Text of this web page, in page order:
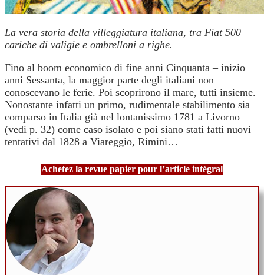
La vera storia della villeggiatura italiana, tra Fiat 500
cariche di valigie e ombrelloni a righe.
Fino al boom economico di fine anni Cinquanta – inizio
anni Sessanta, la maggior parte degli italiani non
conoscevano le ferie. Poi scoprirono il mare, tutti insieme.
Nonostante infatti un primo, rudimentale stabilimento sia
comparso in Italia già nel lontanissimo 1781 a Livorno
(vedi p. 32) come caso isolato e poi siano stati fatti nuovi
tentativi dal 1828 a Viareggio, Rimini…
Achetez la revue papier pour l’article intégral